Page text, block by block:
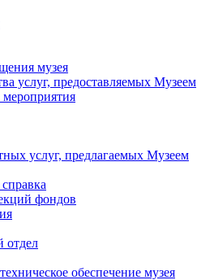
музея
услуг, предоставляемых Музеем
услуг, предлагаемых Музеем
фондов
отдел
обеспечение музея